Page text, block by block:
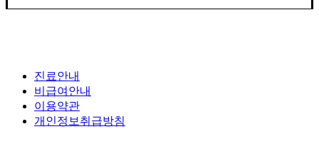
진료안내
비급여안내
이용약관
개인정보취급방침